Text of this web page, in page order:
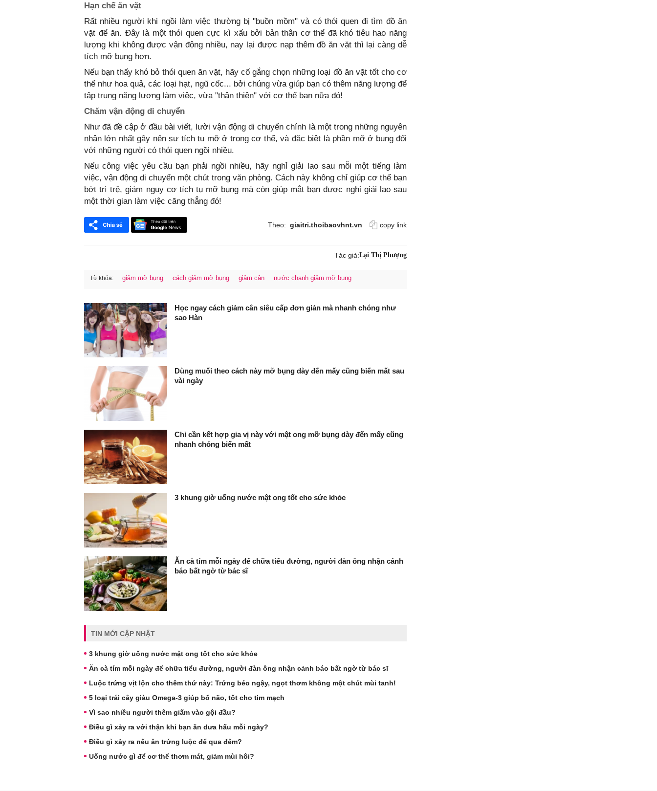
Hạn chế ăn vặt
Rất nhiều người khi ngồi làm việc thường bị "buồn mồm" và có thói quen đi tìm đồ ăn
vặt để ăn. Đây là một thói quen cực kì xấu bởi bản thân cơ thể đã khó tiêu hao năng
lượng khi không được vận động nhiều, nay lại được nạp thêm đồ ăn vặt thì lại càng dễ
tích mỡ bụng hơn.
Nếu bạn thấy khó bỏ thói quen ăn vặt, hãy cố gắng chọn những loại đồ ăn vặt tốt cho cơ
thể như hoa quả, các loại hạt, ngũ cốc... bởi chúng vừa giúp bạn có thêm năng lượng để
tập trung năng lượng làm việc, vừa "thân thiện" với cơ thể bạn nữa đó!
Chăm vận động di chuyển
Như đã đề cập ở đầu bài viết, lười vận động di chuyển chính là một trong những nguyên
nhân lớn nhất gây nên sự tích tụ mỡ ở trong cơ thể, và đặc biệt là phần mỡ ở bụng đối
với những người có thói quen ngồi nhiều.
Nếu công việc yêu cầu bạn phải ngồi nhiều, hãy nghỉ giải lao sau mỗi một tiếng làm
việc, vận động di chuyển một chút trong văn phòng. Cách này không chỉ giúp cơ thể bạn
bớt trì trệ, giảm nguy cơ tích tụ mỡ bụng mà còn giúp mắt bạn được nghỉ giải lao sau
một thời gian làm việc căng thẳng đó!
Theo: giaitri.thoibaovhnt.vn copy link
Tác giả:Lại Thị Phượng
Từ khóa: giảm mỡ bụng cách giảm mỡ bụng giảm cân nước chanh giảm mỡ bụng
Học ngay cách giảm cân siêu cấp đơn giản mà nhanh chóng như
sao Hàn
Dùng muối theo cách này mỡ bụng dày đến mấy cũng biến mất sau
vài ngày
Chỉ cần kết hợp gia vị này với mật ong mỡ bụng dày đến mấy cũng
nhanh chóng biến mất
3 khung giờ uống nước mật ong tốt cho sức khỏe
Ăn cà tím mỗi ngày để chữa tiểu đường, người đàn ông nhận cảnh
báo bất ngờ từ bác sĩ
TIN MỚI CẬP NHẬT
3 khung giờ uống nước mật ong tốt cho sức khỏe
Ăn cà tím mỗi ngày để chữa tiểu đường, người đàn ông nhận cảnh báo bất ngờ từ bác sĩ
Luộc trứng vịt lộn cho thêm thứ này: Trứng béo ngậy, ngọt thơm không một chút mùi tanh!
5 loại trái cây giàu Omega-3 giúp bổ não, tốt cho tim mạch
Vì sao nhiều người thêm giấm vào gội đầu?
Điều gì xảy ra với thận khi bạn ăn dưa hấu mỗi ngày?
Điều gì xảy ra nếu ăn trứng luộc để qua đêm?
Uống nước gì để cơ thể thơm mát, giảm mùi hôi?